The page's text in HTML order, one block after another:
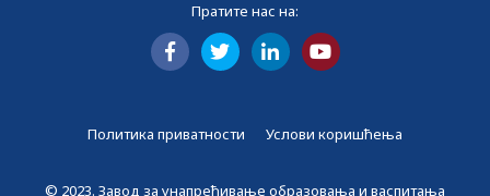
Пратите нас на:
Политика приватности Услови коришћења
© 2023. Завод за унапређивање образовања и васпитања